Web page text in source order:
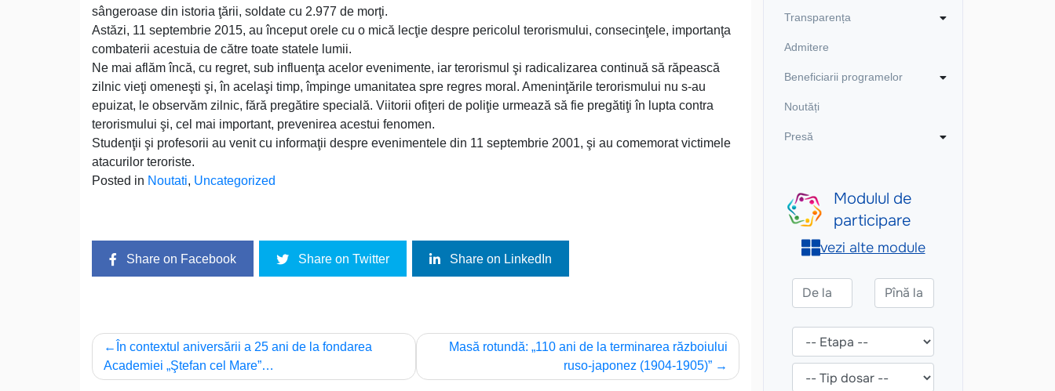
sângeroase din istoria ţării, soldate cu 2.977 de morţi.
Astăzi, 11 septembrie 2015, au început orele cu o mică lecţie despre pericolul terorismului, consecinţele, importanţa
combaterii acestuia de către toate statele lumii.
Ne mai aflăm încă, cu regret, sub influenţa acelor evenimente, iar terorismul şi radicalizarea continuă să răpească
zilnic vieţi omeneşti şi, în acelaşi timp, împinge umanitatea spre regres moral. Ameninţările terorismului nu s-au
epuizat, le observăm zilnic, fără pregătire specială. Viitorii ofiţeri de poliţie urmează să fie pregătiţi în lupta contra
terorismului şi, cel mai important, prevenirea acestui fenomen.
Studenţii şi profesorii au venit cu informaţii despre evenimentele din 11 septembrie 2001, şi au comemorat victimele
atacurilor teroriste.
Posted in Noutati, Uncategorized
Share on Facebook Share on Twitter Share on LinkedIn
Navigare
în
În contextul aniversării a 25 ani de la fondarea
Academiei „Ştefan cel Mare”…
Masă rotundă: „110 ani de la terminarea războiului
ruso-japonez (1904-1905)”
Transparența
Admitere
Beneficiarii programelor
Noutăți
Presă